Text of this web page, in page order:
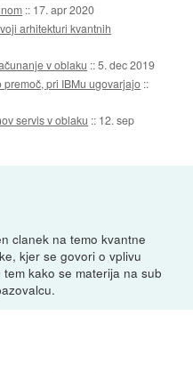
:: 17. apr 2020
arhitekturi kvantnih
v oblaku ::5. dec 2019
pri IBMu ugovarjajo ::
servis v oblaku :: 12. sep
clanek na temo kvantne
kjer se govori o vplivu
kako se materija na sub